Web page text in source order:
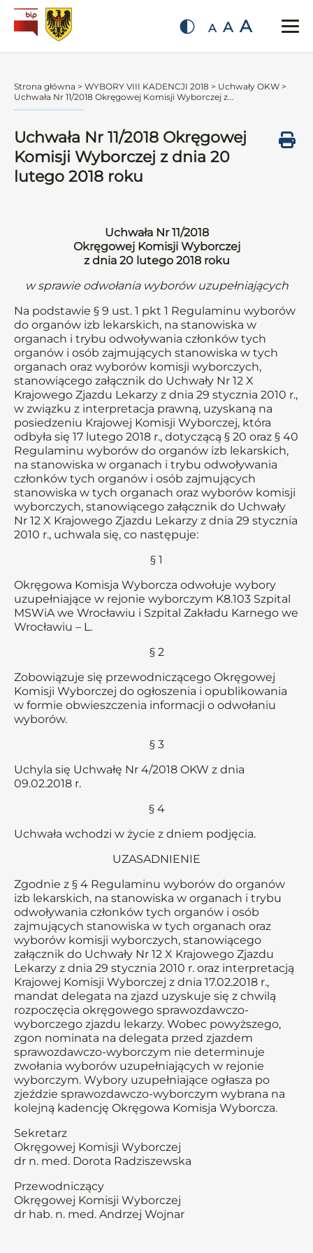
A A A
Strona główna > WYBORY VIII KADENCJI 2018 > Uchwały OKW >
Uchwała Nr 11/2018 Okręgowej Komisji Wyborczej z...
Uchwała Nr 11/2018 Okręgowej
Komisji Wyborczej z dnia 20
lutego 2018 roku
Uchwała Nr 11/2018
Okręgowej Komisji Wyborczej
z dnia 20 lutego 2018 roku
w sprawie odwołania wyborów uzupełniających
Na podstawie § 9 ust. 1 pkt 1 Regulaminu wyborów
do organów izb lekarskich, na stanowiska w
organach i trybu odwoływania członków tych
organów i osób zajmujących stanowiska w tych
organach oraz wyborów komisji wyborczych,
stanowiącego załącznik do Uchwały Nr 12 X
Krajowego Zjazdu Lekarzy z dnia 29 stycznia 2010 r.,
w związku z interpretacja prawną, uzyskaną na
posiedzeniu Krajowej Komisji Wyborczej, która
odbyła się 17 lutego 2018 r., dotyczącą § 20 oraz § 40
Regulaminu wyborów do organów izb lekarskich,
na stanowiska w organach i trybu odwoływania
członków tych organów i osób zajmujących
stanowiska w tych organach oraz wyborów komisji
wyborczych, stanowiącego załącznik do Uchwały
Nr 12 X Krajowego Zjazdu Lekarzy z dnia 29 stycznia
2010 r., uchwala się, co następuje:
§ 1
Okręgowa Komisja Wyborcza odwołuje wybory
uzupełniające w rejonie wyborczym K8.103 Szpital
MSWiA we Wrocławiu i Szpital Zakładu Karnego we
Wrocławiu – L.
§ 2
Zobowiązuje się przewodniczącego Okręgowej
Komisji Wyborczej do ogłoszenia i opublikowania
w formie obwieszczenia informacji o odwołaniu
wyborów.
§ 3
Uchyla się Uchwałę Nr 4/2018 OKW z dnia
09.02.2018 r.
§ 4
Uchwała wchodzi w życie z dniem podjęcia.
UZASADNIENIE
Zgodnie z § 4 Regulaminu wyborów do organów
izb lekarskich, na stanowiska w organach i trybu
odwoływania członków tych organów i osób
zajmujących stanowiska w tych organach oraz
wyborów komisji wyborczych, stanowiącego
załącznik do Uchwały Nr 12 X Krajowego Zjazdu
Lekarzy z dnia 29 stycznia 2010 r. oraz interpretacją
Krajowej Komisji Wyborczej z dnia 17.02.2018 r.,
mandat delegata na zjazd uzyskuje się z chwilą
rozpoczęcia okręgowego sprawozdawczo-
wyborczego zjazdu lekarzy. Wobec powyższego,
zgon nominata na delegata przed zjazdem
sprawozdawczo-wyborczym nie determinuje
zwołania wyborów uzupełniających w rejonie
wyborczym. Wybory uzupełniające ogłasza po
zjeździe sprawozdawczo-wyborczym wybrana na
kolejną kadencję Okręgowa Komisja Wyborcza.
Sekretarz
Okręgowej Komisji Wyborczej
dr n. med. Dorota Radziszewska
Przewodniczący
Okręgowej Komisji Wyborczej
dr hab. n. med. Andrzej Wojnar